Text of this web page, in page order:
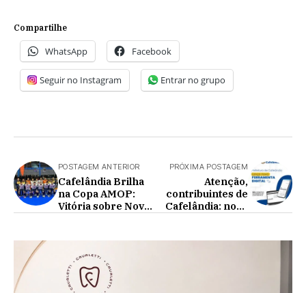
Compartilhe
WhatsApp Facebook
Seguir no Instagram Entrar no grupo
POSTAGEM ANTERIOR
Cafelândia Brilha
na Copa AMOP:
Vitória sobre Nova
PRÓXIMA POSTAGEM
Atenção,
contribuintes de
Cafelândia: novo